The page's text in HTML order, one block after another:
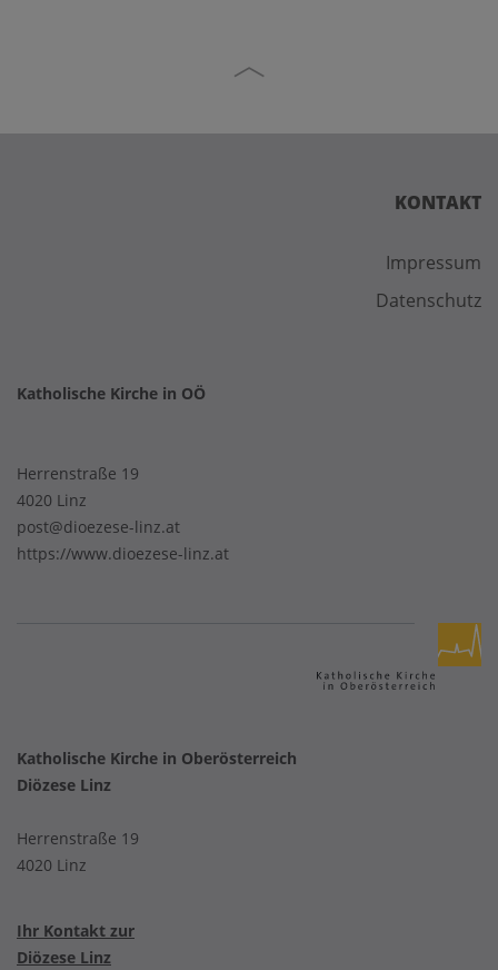
KONTAKT
Impressum
Datenschutz
Katholische Kirche in OÖ
Herrenstraße 19
4020 Linz
post@dioezese-linz.at
https://www.dioezese-linz.at
Katholische Kirche in Oberösterreich
Diözese Linz
Herrenstraße 19
4020 Linz
Ihr Kontakt zur
Diözese Linz